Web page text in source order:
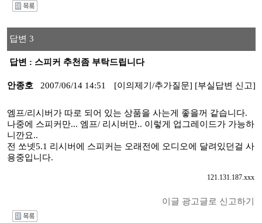
답변 3
답변 : 스피커 추천좀 부탁드립니다
안종호 2007/06/14 14:51 [이의제기/추가질문] [부실답변 신고]
엠프/리시버가 따로 되어 있는 상품을 사는게 좋을꺼 같습니다.
나중에 스피커만... 엠프/ 리시버만.. 이렇게 업그레이드가 가능하
니깐요..
전 쏘넷5.1 리시버에 스피커는 오래전에 오디오에 달려있던걸 사
용중입니다.
121.131.187.xxx
이글 광고글로 신고하기